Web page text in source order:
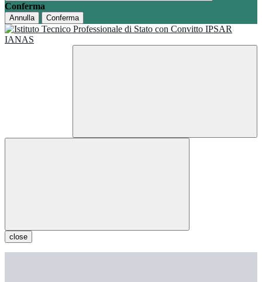
Conferma
Annulla Conferma
close